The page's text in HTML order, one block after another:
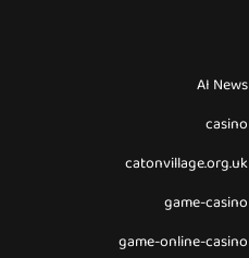
AI News
casino
catonvillage.org.uk
game-casino
game-online-casino